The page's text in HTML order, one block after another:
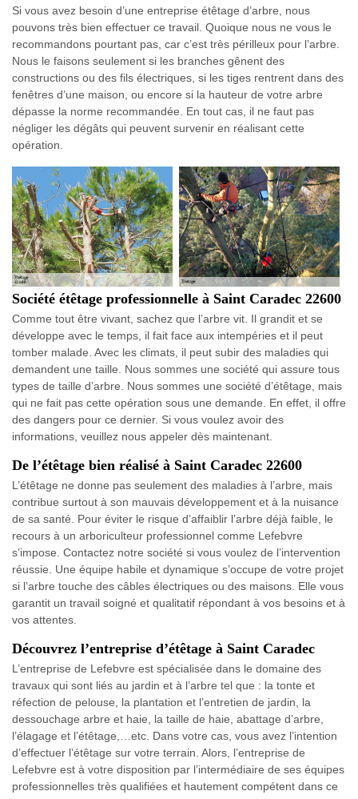
Si vous avez besoin d’une entreprise étêtage d’arbre, nous
pouvons très bien effectuer ce travail. Quoique nous ne vous le
recommandons pourtant pas, car c’est très périlleux pour l’arbre.
Nous le faisons seulement si les branches gênent des
constructions ou des fils électriques, si les tiges rentrent dans des
fenêtres d’une maison, ou encore si la hauteur de votre arbre
dépasse la norme recommandée. En tout cas, il ne faut pas
négliger les dégâts qui peuvent survenir en réalisant cette
opération.
Société étêtage professionnelle à Saint Caradec 22600
Comme tout être vivant, sachez que l’arbre vit. Il grandit et se
développe avec le temps, il fait face aux intempéries et il peut
tomber malade. Avec les climats, il peut subir des maladies qui
demandent une taille. Nous sommes une société qui assure tous
types de taille d’arbre. Nous sommes une société d’étêtage, mais
qui ne fait pas cette opération sous une demande. En effet, il offre
des dangers pour ce dernier. Si vous voulez avoir des
informations, veuillez nous appeler dès maintenant.
De l’étêtage bien réalisé à Saint Caradec 22600
L’étêtage ne donne pas seulement des maladies à l’arbre, mais
contribue surtout à son mauvais développement et à la nuisance
de sa santé. Pour éviter le risque d’affaiblir l’arbre déjà faible, le
recours à un arboriculteur professionnel comme Lefebvre
s’impose. Contactez notre société si vous voulez de l’intervention
réussie. Une équipe habile et dynamique s’occupe de votre projet
si l’arbre touche des câbles électriques ou des maisons. Elle vous
garantit un travail soigné et qualitatif répondant à vos besoins et à
vos attentes.
Découvrez l’entreprise d’étêtage à Saint Caradec
L’entreprise de Lefebvre est spécialisée dans le domaine des
travaux qui sont liés au jardin et à l’arbre tel que : la tonte et
réfection de pelouse, la plantation et l’entretien de jardin, la
dessouchage arbre et haie, la taille de haie, abattage d’arbre,
l’élagage et l’étêtage,…etc. Dans votre cas, vous avez l’intention
d’effectuer l’étêtage sur votre terrain. Alors, l’entreprise de
Lefebvre est à votre disposition par l’intermédiaire de ses équipes
professionnelles très qualifiées et hautement compétent dans ce